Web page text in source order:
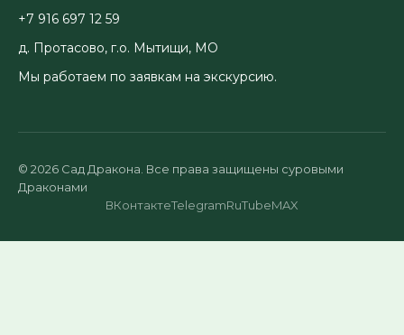
95 21 796 619 7+
д. Протасово, г.о. Мытищи, МО
Мы работаем по заявкам на экскурсию.
© 2026 Сад Дракона. Все права защищены суровыми
Драконами
ВКонтактеTelegramRuTubeMAX